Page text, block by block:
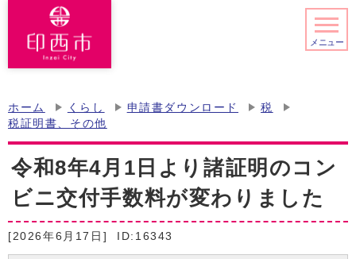
メニュー
ホーム くらし 申請書ダウンロード
税
税証明書、その他
令和8年4月1日より諸証明のコン
ビニ交付手数料が変わりました
[2026年6月17日] ID:16343